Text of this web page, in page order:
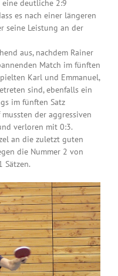
deutliche 2:9
es nach einer längeren
seine Leistung an der
aus, nachdem Rainer
Match im fünften
Karl und Emmanuel,
sind, ebenfalls ein
im fünften Satz
der aggressiven
verloren mit 0:3.
an die zuletzt guten
die Nummer 2 von
Sätzen.